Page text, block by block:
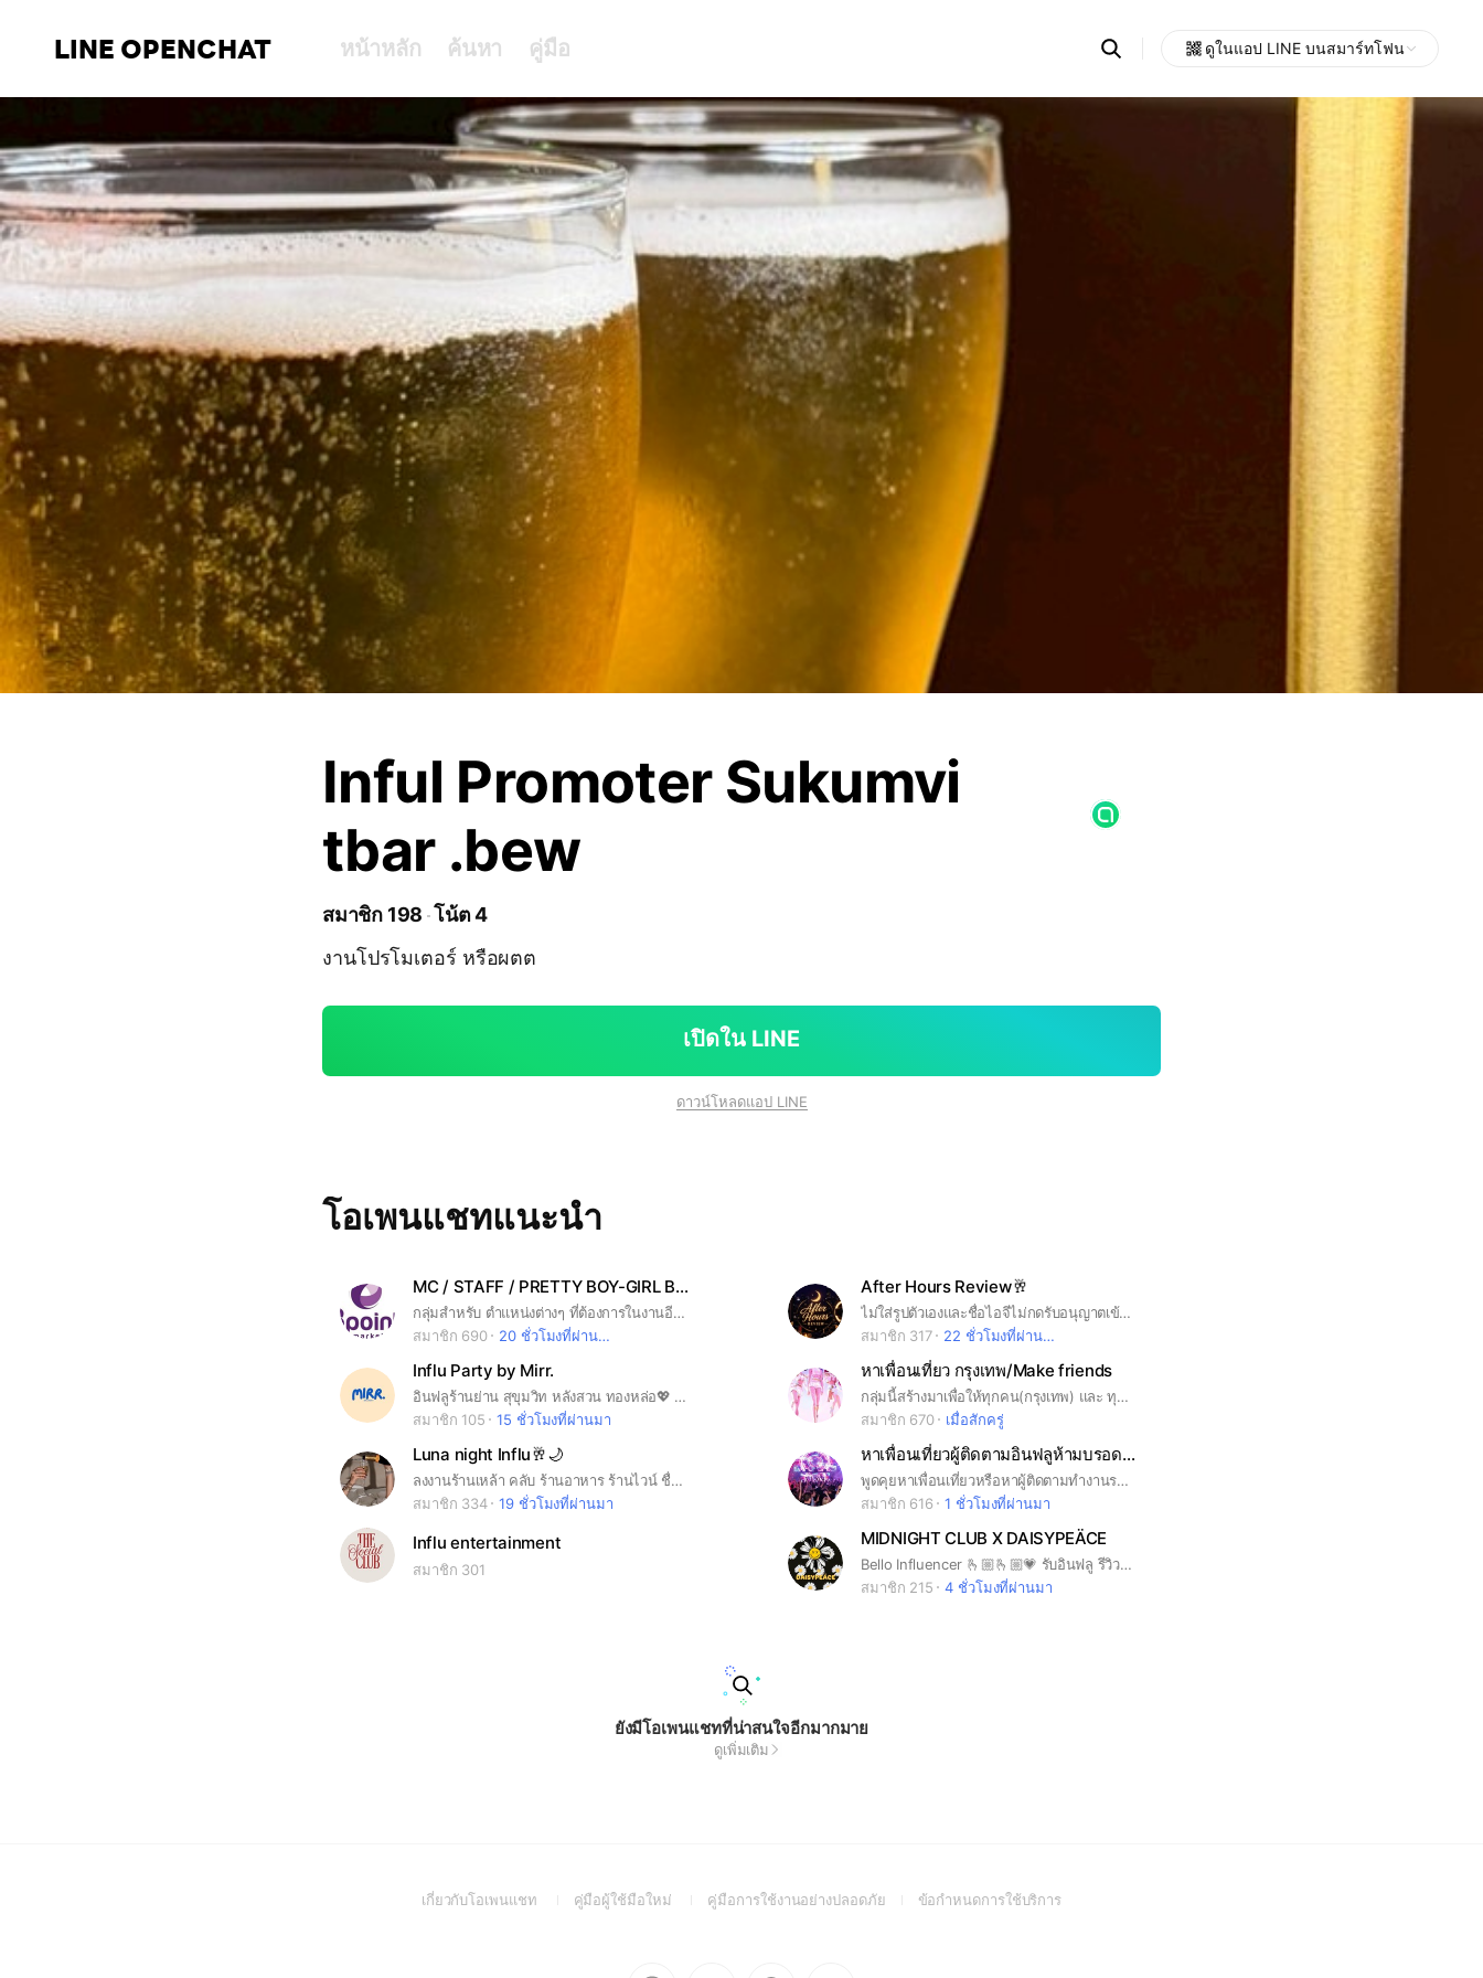
LINE OPENCHAT หน้าหลัก ค้นหา คู่มือ Search
OpenChats
messages
search
ดูในแอป LINE บนสมาร์ทโฟน
Inful Promoter Sukumvi
tbar .bew
สมาชิก 198 โน้ต 4
งานโปรโมเตอร์ หรือผตต
เปิดใน LINE
ดาวน์โหลดแอป LINE
โอเพนแชทแนะนำ
MC / STAFF / PRETTY BOY-GIRL BY BPOINT MKT ♥️
กลุ่มสำหรับ ตำแหน่งต่างๆ ที่ต้องการในงานอีเว้นท์ เช่น MC, PC, Staff, Sampling, Mascot, Pretty Boy-Girl, Supervisor โดย B.POINT MKT #MC #STAFF #PC #Sampling #Mascot #ทั่วไทย #Event ❌งดงาน DJ,VJ,Live❌
สมาชิก 690
20 ชั่วโมงที่ผ่านมา
After Hours Review🥂
ไม่ใส่รูปตัวเองและชื่อไอจีไม่กดรับอนุญาตเข้ากลุ่มนะคะ
สมาชิก 317
22 ชั่วโมงที่ผ่านมา
Influ Party by Mirr.
อินฟลูร้านย่าน สุขุมวิท หลังสวน ทองหล่อ💖 #party #influ #nightout
สมาชิก 105
15 ชั่วโมงที่ผ่านมา
หาเพื่อนเที่ยว กรุงเทพ/Make friends
กลุ่มนี้สร้างมาเพื่อให้ทุกคน(กรุงเทพ) และ ทุกคนที่อยู่ในประเทศไทยสามารถมาเป็นเพื่อนกันได้ชชวนกันไปเที่ยวชวนกันไปทำคอนเทนท์ชวนกันไปถ่ายรูปชวนกันไปเที่ยวต่างประเทศหรือต่างจังหวัดกันได้เลยนะคะ กติกา: โพสต์หาเพื่อนจะไปไหน แนะนำให้ -ระบุวันและเวลา -ระบุสถานที่และจำนวนคน (แนะนำหาเพื่อนล่วงหน้าอย่างน้อยสองถึงสามวันขึ้นไปจะได้มีเพื่อนไปด้วยนะคะ) ส่วนกิจกรรมรวมจากแอดมินจะมีมาแจ้งเรื่อยเรื่อยค่ะ 💗
สมาชิก 670
เมื่อสักครู่
Luna night Influ🥂🌙
ลงงานร้านเหล้า คลับ ร้านอาหาร ร้านไวน์ ชื่อดัง ย่านทองหล่อ เอกมัย สุขุมวิท (มีลงงานทุกวัน)🥂
สมาชิก 334
19 ชั่วโมงที่ผ่านมา
หาเพื่อนเที่ยวผู้ติดตามอินฟลูห้ามบรอดงาน
พูดคุยหาเพื่อนเที่ยวหรือหาผู้ติดตามทำงานรบกวนแจ้งวันเวลาสถานที่ให้ชัดเจน ห้ามบรอดงานเด็ดขาด❗️ ระวังมิจฉาชีพกันด้วยน้า
สมาชิก 616
1 ชั่วโมงที่ผ่านมา
Influ entertainment
สมาชิก 301
MIDNIGHT CLUB X DAISYPEÄCE
Bello Influencer 🫰🏼🫰🏼💗 รับอินฟลู รีวิวร้านในกรุงเทพ / มีเครื่องดื่ม Support + ค่าตอบแทน (มีงานให้ลงทุกวัน) กลุ่มนี้ไว้หาผู้ติดตามนะครับ ไม่บอร์ดงานน้า ขอให้สนุกกับหาผู้ติดตามครับ 🎉 *ใช้รูปโปรไฟล์/ชื่อเล่น 🫰🏼
สมาชิก 215
4 ชั่วโมงที่ผ่านมา
ยังมีโอเพนแชทที่น่าสนใจอีกมากมาย
ดูเพิ่มเติม
เกี่ยวกับโอเพนแชท
(Openคู่มือผู้ใช้มือใหม่
(Openคู่มือการใช้งานอย่างปลอดภัย(Openข้อกำหนดการใช้บริการ(Open
Go Go